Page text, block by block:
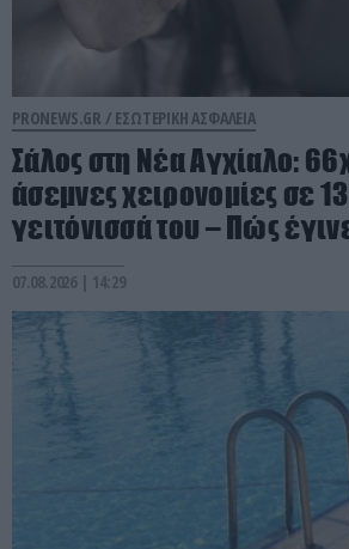
PRONEWS.GR / ΕΣΩΤΕΡΙΚΗ ΑΣΦΑΛΕΙΑ
Σάλος στη Νέα Αγχίαλο:
άσεμνες χειρονομίες σε
γειτόνισσά του – Πώς
07.08.2026 | 14:29